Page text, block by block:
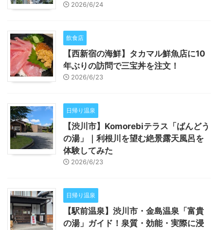
2026/6/24
飲食店
【西新宿の海鮮】タカマル鮮魚店に10
年ぶりの訪問で三宝丼を注文！
2026/6/23
日帰り温泉
【渋川市】Komorebiテラス「ばんどう
の湯」｜利根川を望む絶景露天風呂を
体験してみた
2026/6/23
日帰り温泉
【駅前温泉】渋川市・金島温泉「富貴
の湯」ガイド！泉質・効能・実際に浸